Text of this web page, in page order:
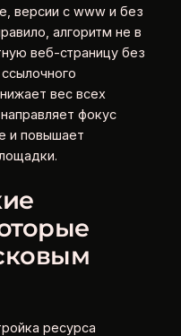
версии с www и без
алгоритм не в
веб-страницу без
вес всех
фокус
и повышает
ресурса